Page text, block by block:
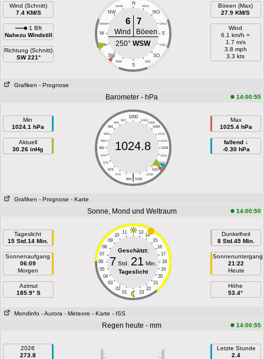
Wind (Schnitt)
7.4 KM/S
1 Bft
Nahezu Windstill
Richtung (Schnitt)
SW 221°
N
NNW NNO
NW NO
WNW ONO
W E
WSW OSO
SW SO
SSW SSO
S
6 7
Wind
Böeen
250°WSW
Böeen (Max)
27.9 KM/S
Wind
6.1 km/h =
1.7 m/s
3.8 mph
3.3 kts
Grafiken - Prognose
Barometer - hPa 14:00:55
Min
1024.1 hPa
Aktuell
30.26 inHg
1000
997 1003
994
1006
991
1009
988
1012
985
1015
982
1018
979
1021
976
1024
973
1027
970
1030
|
964 1036
1024.8
Max
1025.4 hPa
fallend ↓
-0.30 hPa
Grafiken - Prognose - Karte
Sonne, Mond und Weltraum 14:00:50
Tageslicht
15 Std.14 Min.
Sonnenaufgang
06:09
Morgen
Azimut
185.9° S
11 13
10
14
09
15
08
16
07
17
06
18
05
19
04
20
03
21
02
22
01 23
Geschätzt:
7 Std. 21 Min.
Tageslicht
Dunkelheit
8 Std.45 Min.
Sonnenuntergang
21:22
Heute
Höhe
53.4°
Mondinfo - Aurora - Meteore - Karte - ISS
Regen heute - mm 14:00:55
2026
273.8
Letzte Stunde
2.4